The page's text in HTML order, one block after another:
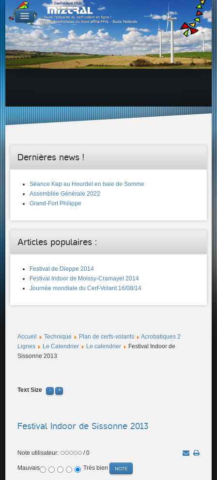
De par le monde
GALERIES
Galerie Photo
Galerie KAP
Galerie Vidéo
Proposer un lien sur votre site Web
Proposer un nouveau lien !
Dernières news !
Séance Kap au Hourdel en baie de Somme
Assemblée Générale 2022
Grand-Fort Philippe
Articles populaires :
Festival de Dieppe 2014
Festival Indoor de Moissy-Cramayel 2014
Journée mondiale du Cerf-Volant 16/08/14
Accueil Technique Plan de cerfs-volants
Acrobatiques 2
Lignes
Le Calendrier Le calendrier
Festival Indoor de
Sissonne 2013
Text Size
Festival Indoor de Sissonne 2013
Note utilisateur: / 0
Mauvais Très bien